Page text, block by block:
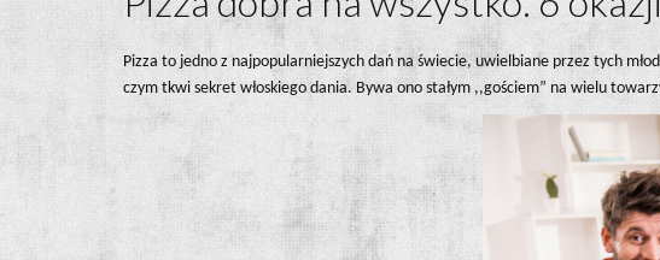
Pizza to jedno z najpopularniejszych dań na świecie, uwielbiane przez tych
czym tkwi sekret włoskiego dania. Bywa ono stałym ,,gościem” na wielu